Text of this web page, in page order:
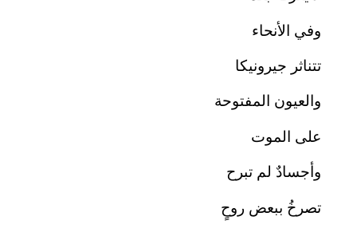
وفي الأنحاء
تتناثر جيرونيكا
والعيون المفتوحة
على الموت
وأجسادٌ لم تبرح
تصرخُ ببعض روحٍ